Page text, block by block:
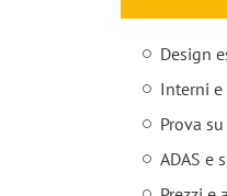
Design
Interni
Prova
ADAS e